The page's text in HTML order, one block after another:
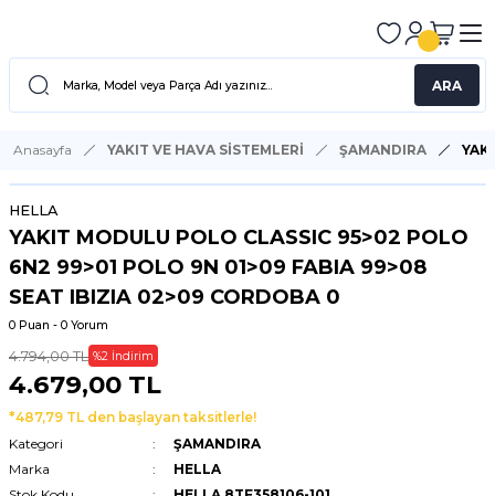
ARA
Anasayfa YAKIT VE HAVA SİSTEMLERİ ŞAMANDIRA
HELLA
YAKIT MODULU POLO CLASSIC 95>02 POLO
6N2 99>01 POLO 9N 01>09 FABIA 99>08
SEAT IBIZIA 02>09 CORDOBA 0
0 Puan - 0 Yorum
4.794,00 TL %2 İndirim
4.679,00 TL
*487,79 TL den başlayan taksitlerle!
Kategori
ŞAMANDIRA
Marka
HELLA